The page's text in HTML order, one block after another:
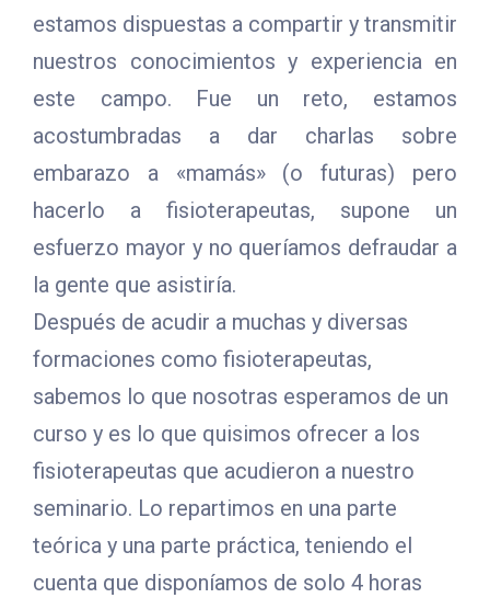
estamos dispuestas a compartir y transmitir
nuestros conocimientos y experiencia en
este campo. Fue un reto, estamos
acostumbradas a dar charlas sobre
embarazo a «mamás» (o futuras) pero
hacerlo a fisioterapeutas, supone un
esfuerzo mayor y no queríamos defraudar a
la gente que asistiría.
Después de acudir a muchas y diversas
formaciones como fisioterapeutas,
sabemos lo que nosotras esperamos de un
curso y es lo que quisimos ofrecer a los
fisioterapeutas que acudieron a nuestro
seminario. Lo repartimos en una parte
teórica y una parte práctica, teniendo el
cuenta que disponíamos de solo 4 horas